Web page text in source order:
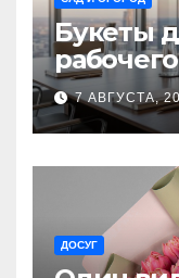
Букеты
7 АВГУСТА,
ДОСУГ